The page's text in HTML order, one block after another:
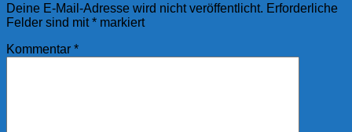
Deine E-Mail-Adresse wird nicht veröffentlicht. Erforderliche
Felder sind mit* markiert
Kommentar *